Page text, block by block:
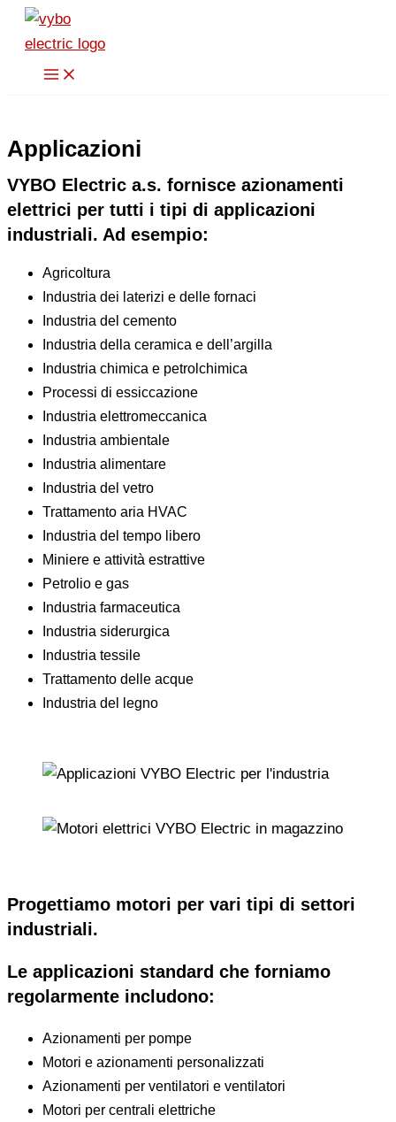
Vai
contenuto
Applicazioni
VYBO Electric a.s. fornisce azionamenti
elettrici per tutti i tipi di applicazioni
industriali. Ad esempio:
Agricoltura
Industria dei laterizi e delle fornaci
Industria del cemento
Industria della ceramica e dell’argilla
Industria chimica e petrolchimica
Processi di essiccazione
Industria elettromeccanica
Industria ambientale
Industria alimentare
Industria del vetro
Trattamento aria HVAC
Industria del tempo libero
Miniere e attività estrattive
Petrolio e gas
Industria farmaceutica
Industria siderurgica
Industria tessile
Trattamento delle acque
Industria del legno
Progettiamo motori per vari tipi di settori
industriali.
Le applicazioni standard che forniamo
regolarmente includono:
Azionamenti per pompe
Motori e azionamenti personalizzati
Azionamenti per ventilatori e ventilatori
Motori per centrali elettriche